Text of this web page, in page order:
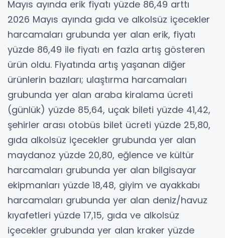
Mayıs ayında erik fiyatı yüzde 86,49 arttı
2026 Mayıs ayında gıda ve alkolsüz içecekler
harcamaları grubunda yer alan erik, fiyatı
yüzde 86,49 ile fiyatı en fazla artış gösteren
ürün oldu. Fiyatında artış yaşanan diğer
ürünlerin bazıları; ulaştırma harcamaları
grubunda yer alan araba kiralama ücreti
(günlük) yüzde 85,64, uçak bileti yüzde 41,42,
şehirler arası otobüs bilet ücreti yüzde 25,80,
gıda alkolsüz içecekler grubunda yer alan
maydanoz yüzde 20,80, eğlence ve kültür
harcamaları grubunda yer alan bilgisayar
ekipmanları yüzde 18,48, giyim ve ayakkabı
harcamaları grubunda yer alan deniz/havuz
kıyafetleri yüzde 17,15, gıda ve alkolsüz
içecekler grubunda yer alan kraker yüzde